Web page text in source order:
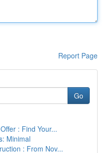
Report Page
Go
: Find Your...
Minimal
: From Nov...